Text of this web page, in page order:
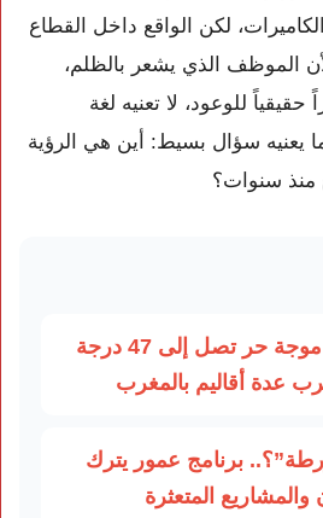
الكاميرات، لكن الواقع داخل القطاع
لأن الموظف الذي يشعر بالظلم،
للوعود، لا تعنيه لغة
ما يعنيه سؤال بسيط: أين هي الرؤية
منذ سنوات؟
✔ نشرة إنذارية.. موجة حر تصل إلى 47 درجة
عدة أقاليم بالمغرب
برنامج عمور يترك
والمشاريع المتعثرة